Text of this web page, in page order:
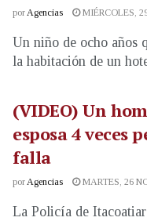
porAgencias MIÉRCOLES,
Un niño de ocho años
la habitación de un
(VIDEO) Un
esposa 4 veces
falla
por Agencias MARTES, 26
La Policía de